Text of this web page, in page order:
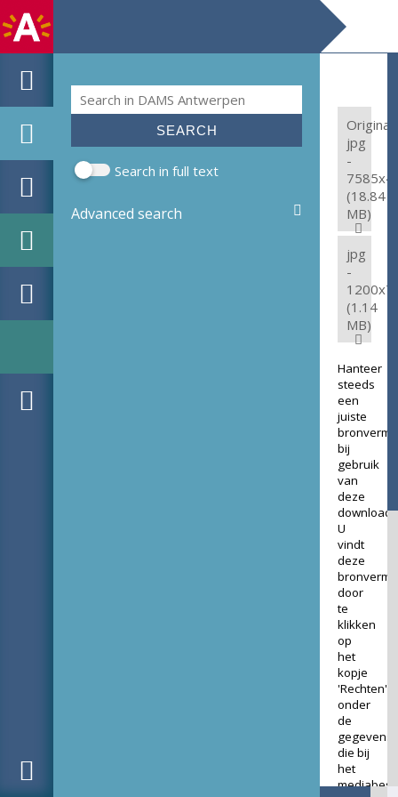
Search form
Search
Search in full text
Advanced search
Original:
jpg
-
(18.84
MB)
jpg
-
(1.14
MB)
Hanteer
steeds
een
juiste
bij
gebruik
van
deze
download.
U
vindt
deze
door
te
klikken
op
het
kopje
'Rechten'
onder
de
gegevens
die bij
het